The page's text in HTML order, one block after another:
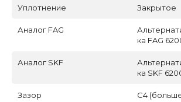
Уплотнение Закрытое
Аналог FAG
ка FAG
Аналог SKF
ка SKF
Зазор C4